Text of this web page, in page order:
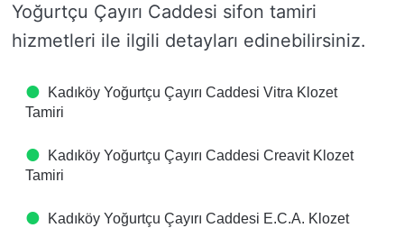
Yoğurtçu Çayırı Caddesi sifon tamiri
hizmetleri ile ilgili detayları edinebilirsiniz.
Kadıköy Yoğurtçu Çayırı Caddesi Vitra Klozet
Tamiri
Kadıköy Yoğurtçu Çayırı Caddesi Creavit Klozet
Tamiri
Kadıköy Yoğurtçu Çayırı Caddesi E.C.A. Klozet